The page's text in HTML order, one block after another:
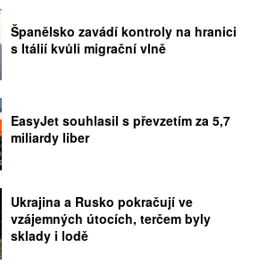
Španělsko zavádí kontroly na hranici
s Itálií kvůli migrační vlně
EasyJet souhlasil s převzetím za 5,7
miliardy liber
Ukrajina a Rusko pokračují ve
vzájemných útocích, terčem byly
sklady i lodě